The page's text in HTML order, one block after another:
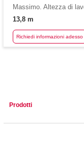
Prodotti
Massimo. Altezza di
13,8 m
Richiedi informazioni adesso